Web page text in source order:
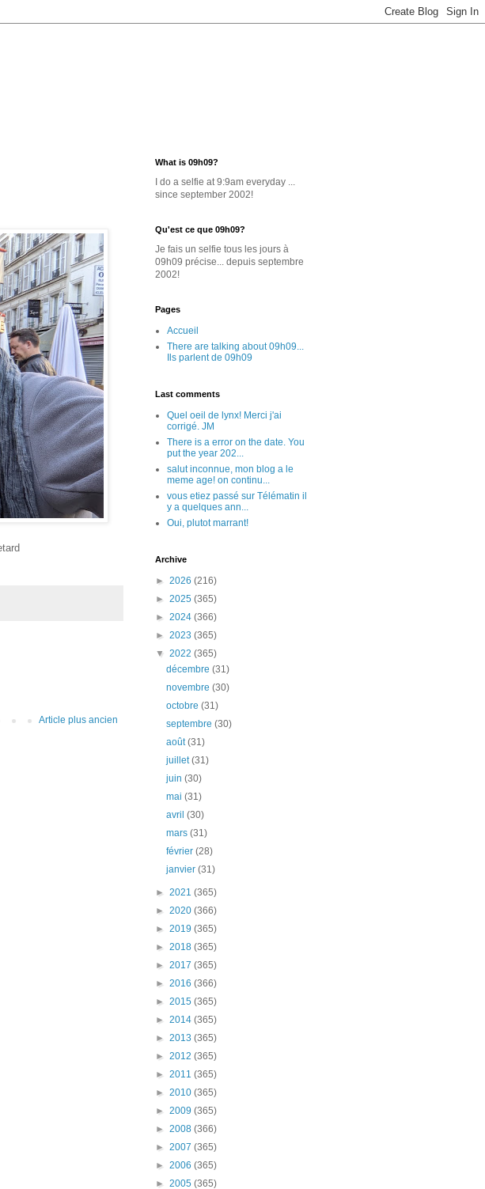
Article plus ancien
What is 09h09?
I do a selfie at 9:9am everyday ...
since september 2002!
Qu'est ce que 09h09?
Je fais un selfie tous les jours à
09h09 précise... depuis septembre
2002!
Pages
Accueil
There are talking about 09h09...
Ils parlent de 09h09
Last comments
Quel oeil de lynx! Merci j'ai
corrigé. JM
There is a error on the date. You
put the year 202...
salut inconnue, mon blog a le
meme age! on continu...
vous etiez passé sur Télématin il
y a quelques ann...
Oui, plutot marrant!
Archive
► 2026 (216)
► 2025 (365)
► 2024 (366)
► 2023 (365)
▼ 2022 (365)
décembre(31)
novembre(30)
octobre(31)
septembre(30)
août(31)
juillet(31)
juin(30)
mai(31)
avril(30)
mars(31)
février(28)
janvier(31)
► 2021 (365)
► 2020 (366)
► 2019 (365)
► 2018 (365)
► 2017 (365)
► 2016 (366)
► 2015 (365)
► 2014 (365)
► 2013 (365)
► 2012 (365)
► 2011 (365)
► 2010 (365)
► 2009 (365)
► 2008 (366)
► 2007 (365)
► 2006 (365)
► 2005 (365)